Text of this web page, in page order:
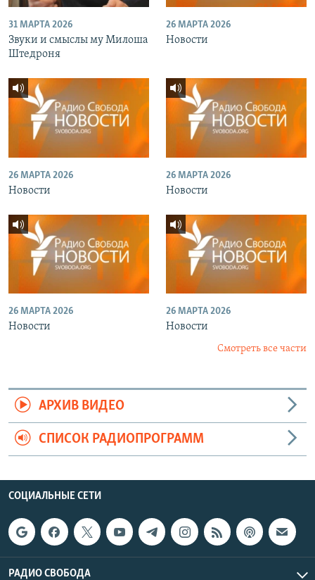
31 МАРТА 2026
Звуки и смыслы му Милоша
Штедроня
26 МАРТА 2026
Новости
26 МАРТА 2026
Новости
26 МАРТА 2026
Новости
26 МАРТА 2026
Новости
26 МАРТА 2026
Новости
Смотреть все части
АРХИВ ВИДЕО
СПИСОК РАДИОПРОГРАММ
СОЦИАЛЬНЫЕ СЕТИ
РАДИО СВОБОДА